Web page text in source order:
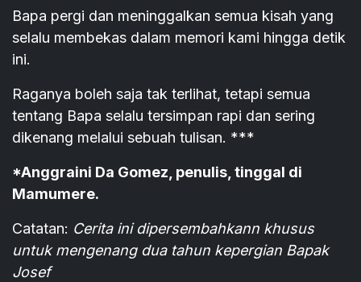
Bapa pergi dan meninggalkan semua kisah yang
selalu membekas dalam memori kami hingga detik
ini.
Raganya boleh saja tak terlihat, tetapi semua
tentang Bapa selalu tersimpan rapi dan sering
dikenang melalui sebuah tulisan. ***
*Anggraini Da Gomez, penulis, tinggal di
Mamumere.
Catatan: Cerita ini dipersembahkann khusus
untuk mengenang dua tahun kepergian Bapak
Josef